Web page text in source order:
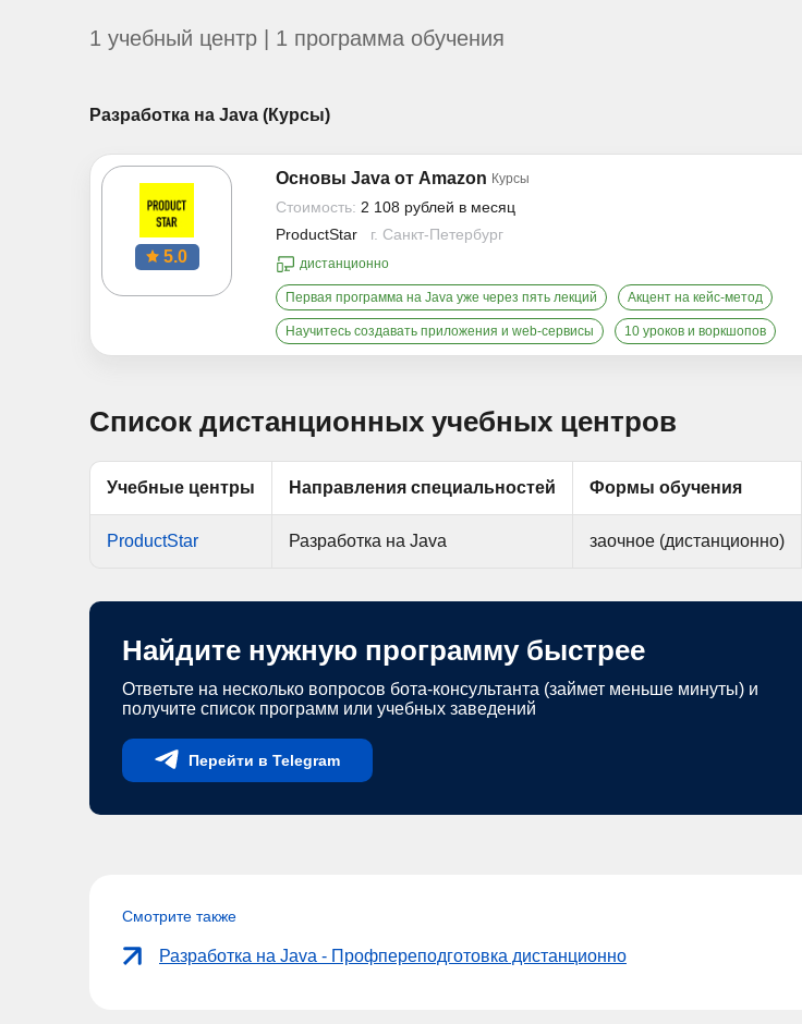
1 учебный центр | 1 программа обучения
Разработка на Java (Курсы)
5.0
Основы Java от Amazon Курсы
Стоимость: 2 108 рублей в месяц
ProductStar
г. Санкт-Петербург
дистанционно
Первая программа на Java уже через пять лекций Акцент на кейс-метод
Научитесь создавать приложения и web-сервисы 10 уроков и воркшопов
Список дистанционных учебных центров
Учебные центры Направления специальностей Формы обучения
ProductStar Разработка на Java заочное (дистанционно)
Найдите нужную программу быстрее
Ответьте на несколько вопросов бота-консультанта (займет меньше минуты) и
получите список программ или учебных заведений
Перейти в Telegram
Смотрите также
Разработка на Java - Профпереподготовка дистанционно